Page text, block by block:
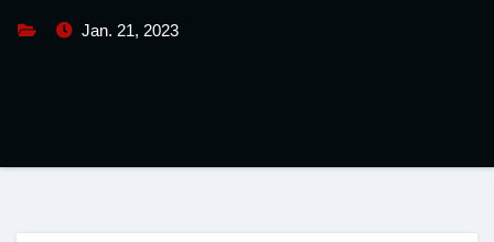
Jan. 21, 2023